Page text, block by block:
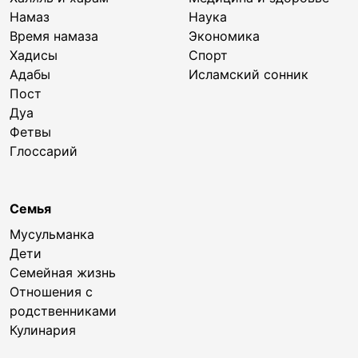
Намаз
Время намаза
Хадисы
Адабы
Пост
Дуа
Фетвы
Глоссарий
Наука
Экономика
Спорт
Исламский сонник
Семья
Мусульманка
Дети
Семейная жизнь
Отношения с
родственниками
Кулинария